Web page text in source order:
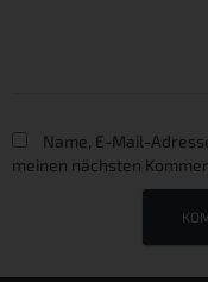
Name, E-Mail-
meinen nächsten